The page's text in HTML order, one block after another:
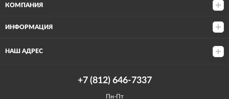
КОМПАНИЯ
ИНФОРМАЦИЯ
НАШ АДРЕС
+7 (812) 646-7337
Пн-Пт